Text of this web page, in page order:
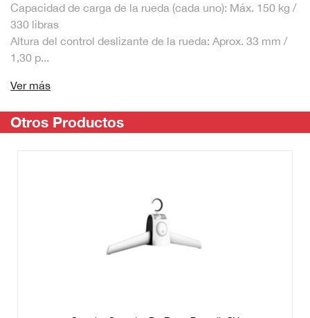
Capacidad de carga de la rueda (cada uno): Máx. 150 kg /
330 libras
Altura del control deslizante de la rueda: Aprox. 33 mm /
1,30 p...
Ver más
Otros Productos